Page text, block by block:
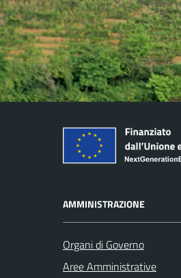
AMMINISTRAZIONE
Organi di Governo
Aree Amministrative